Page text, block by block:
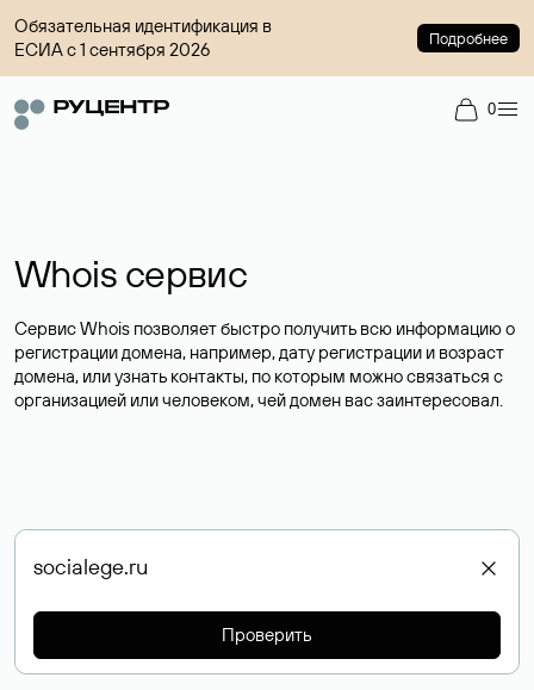
Обязательная идентификация в
ЕСИА с 1 сентября 2026
Подробнее
0
Whois сервис
Сервис Whois позволяет быстро получить всю информацию о
регистрации домена, например, дату регистрации и возраст
домена, или узнать контакты, по которым можно связаться с
организацией или человеком, чей домен вас заинтересовал.
Проверить